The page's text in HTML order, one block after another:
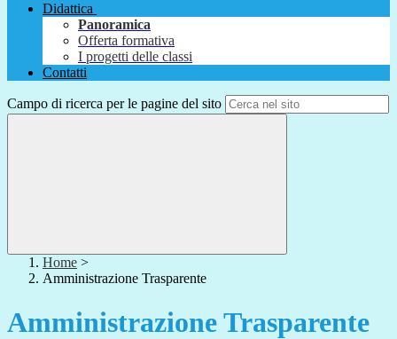
Didattica
Panoramica
Offerta formativa
I progetti delle classi
Contatti
Campo di ricerca per le pagine del sito
Home >
Amministrazione Trasparente
Amministrazione Trasparente